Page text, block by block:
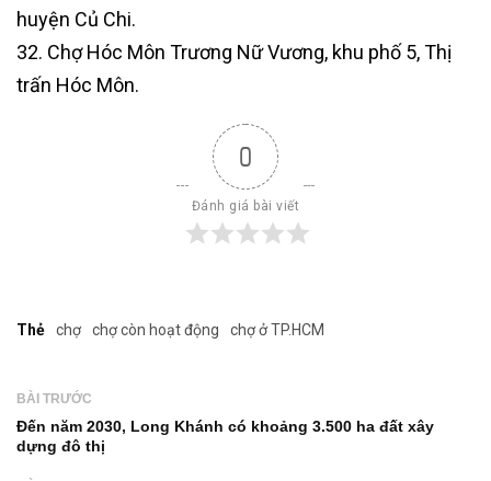
huyện Củ Chi.
32. Chợ Hóc Môn Trương Nữ Vương, khu phố 5, Thị
trấn Hóc Môn.
0
Đánh giá bài viết
Thẻ chợ chợ còn hoạt động chợ ở TP.HCM
BÀI TRƯỚC
Đến năm 2030, Long Khánh có khoảng 3.500 ha đất xây
dựng đô thị